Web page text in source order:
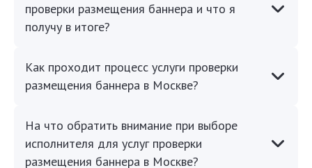
проверки размещения баннера и что я
получу в итоге?
Как проходит процесс услуги проверки
размещения баннера в Москве?
На что обратить внимание при выборе
исполнителя для услуг проверки
размещения баннера в Москве?